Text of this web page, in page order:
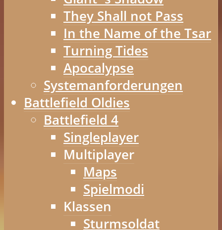
They Shall not Pass
In the Name of the Tsar
Turning Tides
Apocalypse
Systemanforderungen
Battlefield Oldies
Battlefield 4
Singleplayer
Multiplayer
Maps
Spielmodi
Klassen
Sturmsoldat